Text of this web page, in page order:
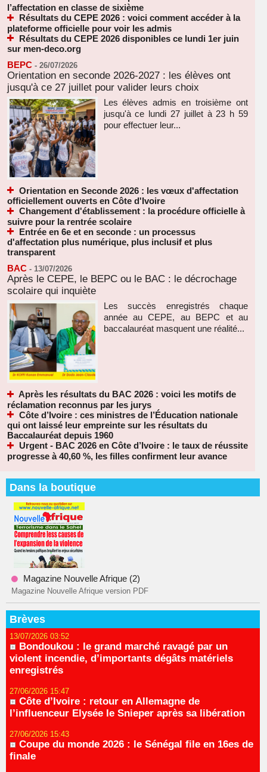
l’affectation en classe de sixième
Résultats du CEPE 2026 : voici comment accéder à la
plateforme officielle pour voir les admis
Résultats du CEPE 2026 disponibles ce lundi 1er juin
sur men-deco.org
BEPC - 26/07/2026
Orientation en seconde 2026-2027 : les élèves ont
jusqu'à ce 27 juillet pour valider leurs choix
Les élèves admis en troisième ont
jusqu'à ce lundi 27 juillet à 23 h 59
pour effectuer leur...
Orientation en Seconde 2026 : les vœux d'affectation
officiellement ouverts en Côte d'Ivoire
Changement d'établissement : la procédure officielle à
suivre pour la rentrée scolaire
Entrée en 6e et en seconde : un processus
d'affectation plus numérique, plus inclusif et plus
transparent
BAC - 13/07/2026
Après le CEPE, le BEPC ou le BAC : le décrochage
scolaire qui inquiète
Les succès enregistrés chaque
année au CEPE, au BEPC et au
baccalauréat masquent une réalité...
Après les résultats du BAC 2026 : voici les motifs de
réclamation reconnus par les jurys
Côte d’Ivoire : ces ministres de l’Éducation nationale
qui ont laissé leur empreinte sur les résultats du
Baccalauréat depuis 1960
Urgent - BAC 2026 en Côte d’Ivoire : le taux de réussite
progresse à 40,60 %, les filles confirment leur avance
Dans la boutique
Magazine Nouvelle Afrique (2)
Magazine Nouvelle Afrique version PDF
Brèves
13/07/2026 03:52
Bondoukou : le grand marché ravagé par un
violent incendie, d’importants dégâts matériels
enregistrés
27/06/2026 15:47
Côte d’Ivoire : retour en Allemagne de
l’influenceur Elysée le Snieper après sa libération
27/06/2026 15:43
Coupe du monde 2026 : le Sénégal file en 16es de
finale